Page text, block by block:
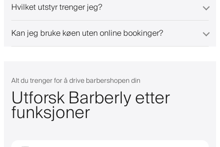
Hvilket utstyr trenger jeg?
Kan jeg bruke køen uten online bookinger?
Alt du trenger for å drive barbershopen din
Utforsk Barberly etter
funksjoner